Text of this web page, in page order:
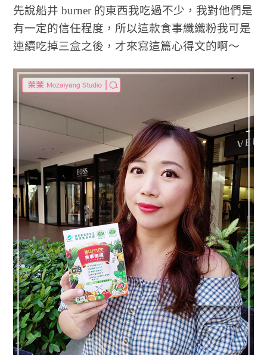
先說船井 burner 的東西我吃過不少，我對他們是
有一定的信任程度，所以這款食事纖纖粉我可是
連續吃掉三盒之後，才來寫這篇心得文的啊～